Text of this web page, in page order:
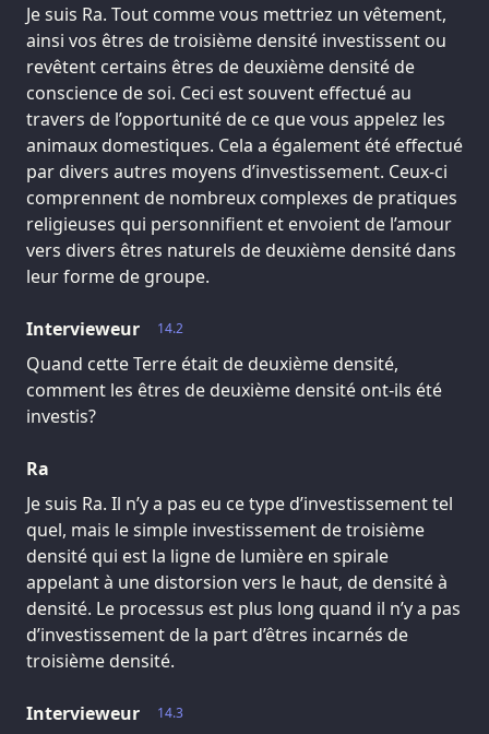
Je suis Ra. Tout comme vous mettriez un vêtement,
ainsi vos êtres de troisième densité investissent ou
revêtent certains êtres de deuxième densité de
conscience de soi. Ceci est souvent effectué au
travers de l’opportunité de ce que vous appelez les
animaux domestiques. Cela a également été effectué
par divers autres moyens d’investissement. Ceux-ci
comprennent de nombreux complexes de pratiques
religieuses qui personnifient et envoient de l’amour
vers divers êtres naturels de deuxième densité dans
leur forme de groupe.
14.2
Intervieweur
Quand cette Terre était de deuxième densité,
comment les êtres de deuxième densité ont-ils été
investis?
Ra
Je suis Ra. Il n’y a pas eu ce type d’investissement tel
quel, mais le simple investissement de troisième
densité qui est la ligne de lumière en spirale
appelant à une distorsion vers le haut, de densité à
densité. Le processus est plus long quand il n’y a pas
d’investissement de la part d’êtres incarnés de
troisième densité.
14.3
Intervieweur